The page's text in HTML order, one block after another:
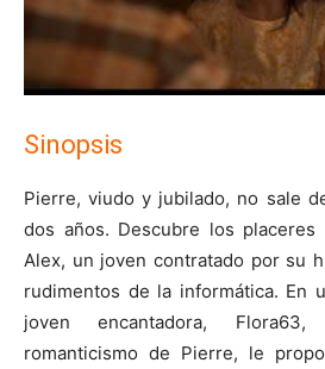
Sinopsis
Pierre, viudo y jubilado, no sale
dos años. Descubre los
Alex, un joven contratado por su
rudimentos de la informática. En
joven encantadora,
romanticismo de Pierre, le